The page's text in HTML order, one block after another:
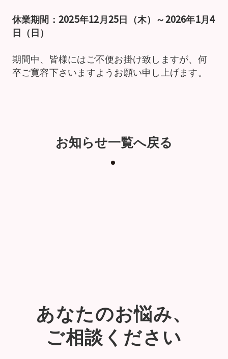
休業期間：2025年12月25日（木）～2026年1月4
日（日）
期間中、皆様にはご不便お掛け致しますが、何
卒ご寛容下さいますようお願い申し上げます。
お知らせ一覧へ戻る
あなたのお悩み、
ご相談ください